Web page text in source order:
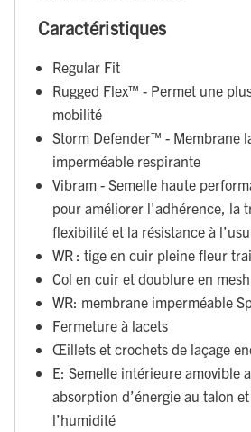
Caractéristiques
Regular Fit
Rugged Flex™ - Permet une
mobilité
Storm Defender™ - Membrane
imperméable respirante
Vibram - Semelle haute
pour améliorer l'adhérence, la
flexibilité et la résistance à
WR : tige en cuir pleine fleur
Col en cuir et doublure en mesh
WR: membrane imperméable
Fermeture à lacets
Œillets et crochets de laçage
E: Semelle intérieure amovible
absorption d’énergie au talon
l’humidité